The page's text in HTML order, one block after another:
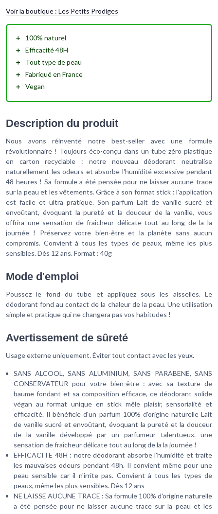
Voir la boutique : Les Petits Prodiges
＋
100% naturel
＋ Efficacité 48H
＋
Tout type de peau
＋ Fabriqué en France
＋ Vegan
Description du produit
Nous avons réinventé notre best-seller avec une formule
révolutionnaire ! Toujours éco-conçu dans un tube zéro plastique
en carton recyclable : notre nouveau déodorant neutralise
naturellement les odeurs et absorbe l'humidité excessive pendant
48 heures ! Sa formule a été pensée pour ne laisser aucune trace
sur la peau et les vêtements. Grâce à son format stick : l'application
est facile et ultra pratique. Son parfum Lait de vanille sucré et
envoûtant, évoquant la pureté et la douceur de la vanille, vous
offrira une sensation de fraîcheur délicate tout au long de la la
journée ! Préservez votre bien-être et la planète sans aucun
compromis. Convient à tous les types de peaux, même les plus
sensibles. Dès 12 ans. Format : 40g
Mode d'emploi
Poussez le fond du tube et appliquez sous les aisselles. Le
déodorant fond au contact de la chaleur de la peau. Une utilisation
simple et pratique qui ne changera pas vos habitudes !
Avertissement de sûreté
Usage externe uniquement. Éviter tout contact avec les yeux.
SANS ALCOOL, SANS ALUMINIUM, SANS PARABENE, SANS
CONSERVATEUR pour votre bien-être : avec sa texture de
baume fondant et sa composition efficace, ce déodorant solide
végan au format unique en stick mêle plaisir, sensorialité et
efficacité. Il bénéficie d'un parfum 100% d'origine naturelle Lait
de vanille sucré et envoûtant, évoquant la pureté et la douceur
de la vanille développé par un parfumeur talentueux. une
sensation de fraîcheur délicate tout au long de la la journée !
EFFICACITE 48H : notre déodorant absorbe l'humidité et traite
les mauvaises odeurs pendant 48h. Il convient même pour une
peau sensible car il n'irrite pas. Convient à tous les types de
peaux, même les plus sensibles. Dès 12 ans
NE LAISSE AUCUNE TRACE : Sa formule 100% d'origine naturelle
a été pensée pour ne laisser aucune trace sur la peau et les